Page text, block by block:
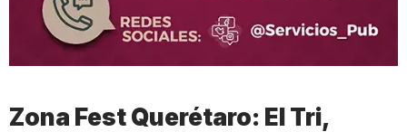
Zona Fest Querétaro: El Tri,